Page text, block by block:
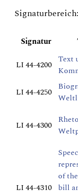
Signatur
LI 44-4200 Text
LI 44-4250
LI 44-4300
LI 44-4310
of
bill